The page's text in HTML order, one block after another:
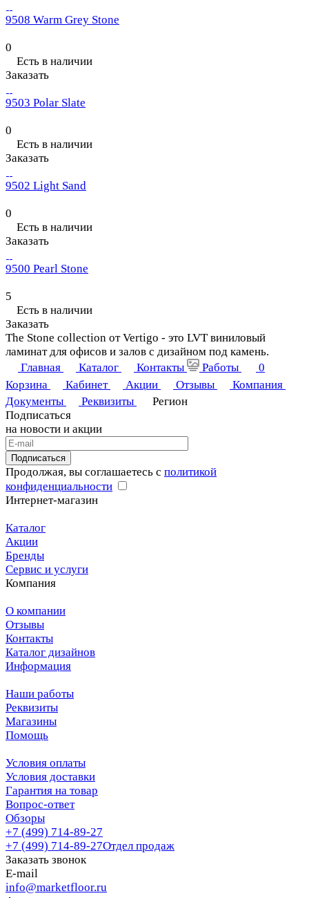
9508 Warm Grey Stone
0
Есть в наличии
Заказать
9503 Polar Slate
0
Есть в наличии
Заказать
9502 Light Sand
0
Есть в наличии
Заказать
9500 Pearl Stone
5
Есть в наличии
Заказать
The Stone collection от Vertigo - это LVT виниловый
ламинат для офисов и залов с дизайном под камень.
Главная
Каталог Контакты Работы
0
Корзина
Кабинет Акции Отзывы
Компания
Документы
Реквизиты
Регион
Подписаться
на новости и акции
Подписаться
Продолжая, вы соглашаетесь с политикой
конфиденциальности
Интернет-магазин
Каталог
Акции
Бренды
Сервис и услуги
Компания
О компании
Отзывы
Контакты
Каталог дизайнов
Информация
Наши работы
Реквизиты
Магазины
Помощь
Условия оплаты
Условия доставки
Гарантия на товар
Вопрос-ответ
Обзоры
+7 (499) 714-89-27
+7 (499) 714-89-27Отдел продаж
Заказать звонок
E-mail
info@marketfloor.ru